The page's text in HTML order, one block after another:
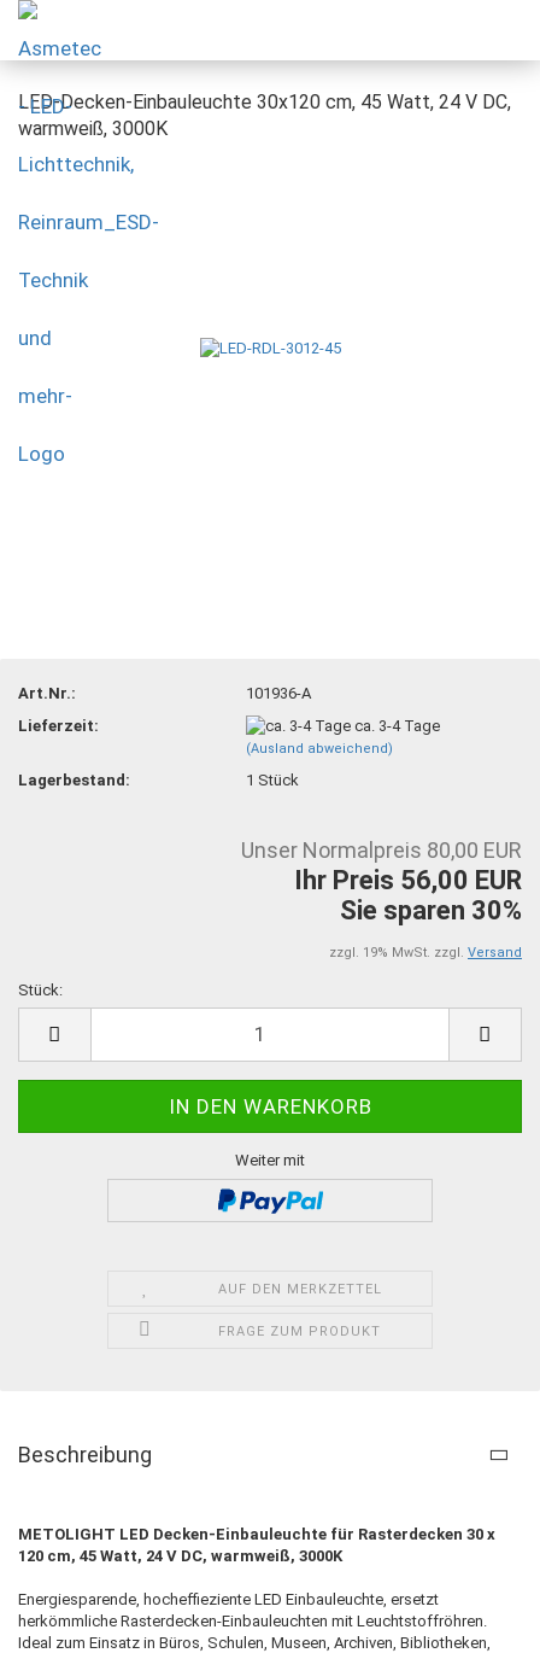
LED-Decken-Einbauleuchte 30x120 cm, 45 Watt, 24 V DC,
warmweiß, 3000K
Art.Nr.:
101936-A
Lieferzeit:
ca. 3-4 Tage
(Ausland abweichend)
Lagerbestand: 1 Stück
Unser Normalpreis 80,00 EUR
Ihr Preis 56,00 EUR
Sie sparen 30%
zzgl. 19% MwSt. zzgl. Versand
Stück:
Weiter mit
AUF DEN MERKZETTEL
FRAGE ZUM PRODUKT
Beschreibung
METOLIGHT LED Decken-Einbauleuchte für Rasterdecken 30 x
120 cm, 45 Watt, 24 V DC, warmweiß, 3000K
Energiesparende, hocheffieziente LED Einbauleuchte, ersetzt
herkömmliche Rasterdecken-Einbauleuchten mit Leuchtstoffröhren.
Ideal zum Einsatz in Büros, Schulen, Museen, Archiven, Bibliotheken,